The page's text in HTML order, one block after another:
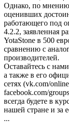
Однако, по
оценивших
работающего под
4.2.2, заявленная
YotaStone в 500
сравнению с
производителей.
Оставайтесь с
а также в его
сетях (vk.com/
facebook.com/
всегда будете в
нашей стране и за
...